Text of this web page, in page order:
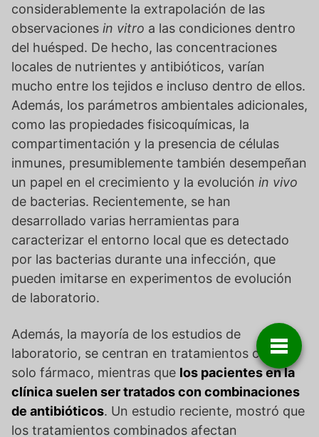
considerablemente la extrapolación de las
observaciones in vitro a las condiciones dentro
del huésped. De hecho, las concentraciones
locales de nutrientes y antibióticos, varían
mucho entre los tejidos e incluso dentro de ellos.
Además, los parámetros ambientales adicionales,
como las propiedades fisicoquímicas, la
compartimentación y la presencia de células
inmunes, presumiblemente también desempeñan
un papel en el crecimiento y la evolución in vivo
de bacterias. Recientemente, se han
desarrollado varias herramientas para
caracterizar el entorno local que es detectado
por las bacterias durante una infección, que
pueden imitarse en experimentos de evolución
de laboratorio.
Además, la mayoría de los estudios de
laboratorio, se centran en tratamientos con un
solo fármaco, mientras que los pacientes en la
clínica suelen ser tratados con combinaciones
de antibióticos. Un estudio reciente, mostró que
los tratamientos combinados afectan